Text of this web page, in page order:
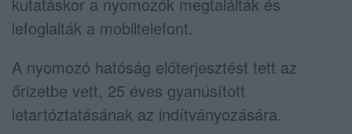
lefoglalták a mobiltelefont.
A nyomozó hatóság előterjesztést tett az
őrizetbe vett, 25 éves gyanúsított
letartóztatásának az indítványozására.